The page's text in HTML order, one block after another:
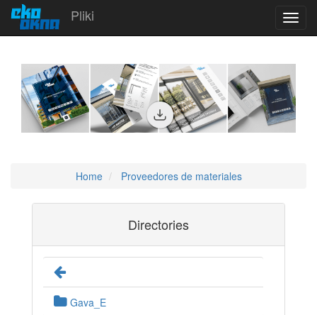
Pliki
Home Proveedores de materiales
Directories
Gava_E